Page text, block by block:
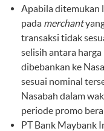
Apabila ditemukan
pada merchant
transaksi tidak
selisih antara
dibebankan ke
sesuai nominal
Nasabah dalam
periode promo
PT Bank Maybank